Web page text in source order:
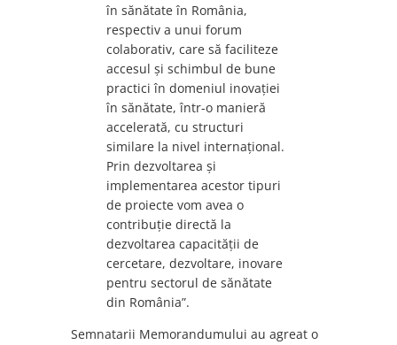
în sănătate în România,
respectiv a unui forum
colaborativ, care să faciliteze
accesul și schimbul de bune
practici în domeniul inovației
în sănătate, într-o manieră
accelerată, cu structuri
similare la nivel internațional.
Prin dezvoltarea și
implementarea acestor tipuri
de proiecte vom avea o
contribuție directă la
dezvoltarea capacității de
cercetare, dezvoltare, inovare
pentru sectorul de sănătate
din România”.
Semnatarii Memorandumului au agreat o